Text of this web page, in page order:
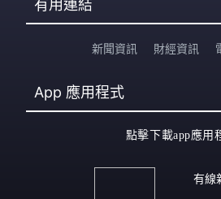
有用連結
新聞資訊 財經資訊
App 應用程式
點擊下載app應用
有線